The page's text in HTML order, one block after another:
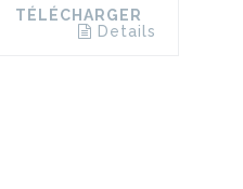
TÉLÉCHARGER
Details